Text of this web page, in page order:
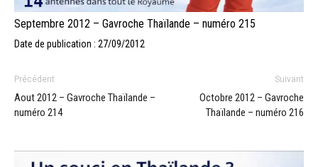
Septembre 2012 – Gavroche Thaïlande – numéro 215
Date de publication : 27/09/2012
Précédent
Aout 2012 – Gavroche Thaïlande –
numéro 214
Suivant
Octobre 2012 – Gavroche
Thaïlande – numéro 216